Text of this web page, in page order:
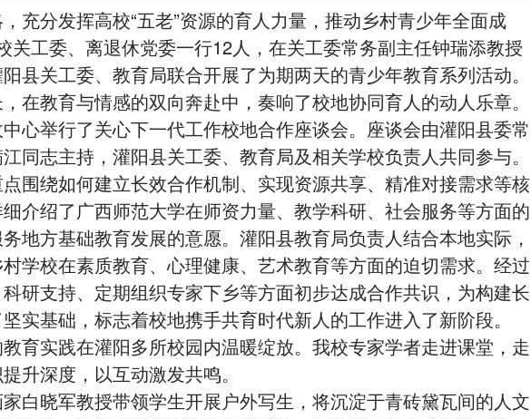
充分发挥高校“五老”资源的育人力量，推动乡村青少年全面成
关工委、离退休党委一行12人，在关工委常务副主任钟瑞添教授
县关工委、教育局联合开展了为期两天的青少年教育系列活动。
在教育与情感的双向奔赴中，奏响了校地协同育人的动人乐章。
心举行了关心下一代工作校地合作座谈会。座谈会由灌阳县委常
同志主持，灌阳县关工委、教育局及相关学校负责人共同参与。
围绕如何建立长效合作机制、实现资源共享、精准对接需求等核
介绍了广西师范大学在师资力量、教学科研、社会服务等方面的
地方基础教育发展的意愿。灌阳县教育局负责人结合本地实际，
学校在素质教育、心理健康、艺术教育等方面的迫切需求。经过
研支持、定期组织专家下乡等方面初步达成合作共识，为构建长
实基础，标志着校地携手共育时代新人的工作进入了新阶段。
育实践在灌阳多所校园内温暖绽放。我校专家学者走进课堂，走
升深度，以互动激发共鸣。
白晓军教授带领学生开展户外写生，将沉淀于青砖黛瓦间的人文